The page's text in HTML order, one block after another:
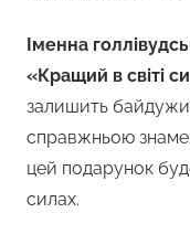
Іменна
«Кращий в світі
залишить
справжньою
цей подарунок
силах.